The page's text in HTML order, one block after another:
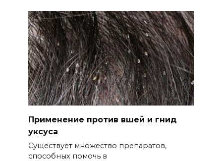
Применение против вшей и гнид
уксуса
Существует множество препаратов,
способных помочь в